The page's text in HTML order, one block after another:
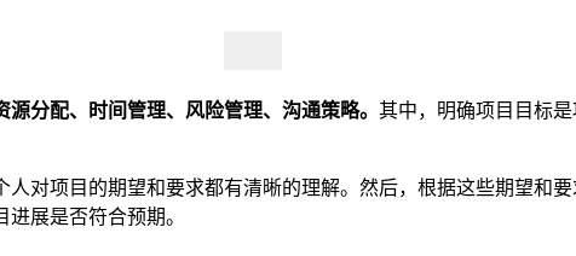
分配、时间管理、风险管理、沟通策略。 其中，明确项目目标
对项目的期望和要求都有清晰的理解。然后，根据这些期望和
展是否符合预期。